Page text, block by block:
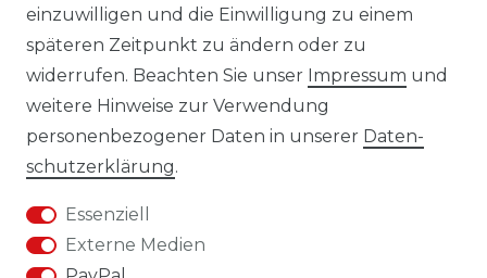
KONTAKT
REUTEWEG 2/1, 73035 GÖPPINGEN
E-MAIL: INFO@BS-HANDEL.DE
einzuwilligen und die Einwilligung zu einem
späteren Zeitpunkt zu ändern oder zu
widerrufen. Beachten Sie unser Impressum und
weitere Hinweise zur Verwendung
personenbezogener Daten in unserer Daten­
schutz­erklärung.
Essenziell
Externe Medien